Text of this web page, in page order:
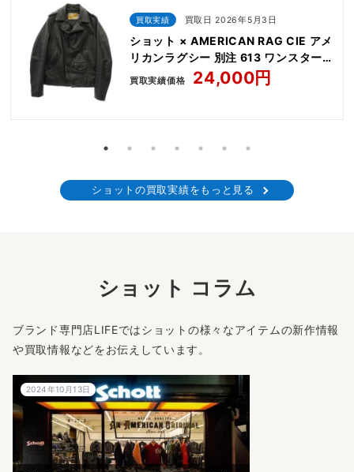
買取実績 買取日 2026年5月3日
ショット × AMERICAN RAG CIE アメ
リカンラグシー 別注 613 ワンスター
レザー ダブル ライダース ジャケット
買取実績価格 24,000円
ショットの買取実績をもっと見る
ショット コラム
ブランド専門店LIFEではショットの様々なアイテムの新作情報
や買取情報などをお伝えしています。
2024年10月13日